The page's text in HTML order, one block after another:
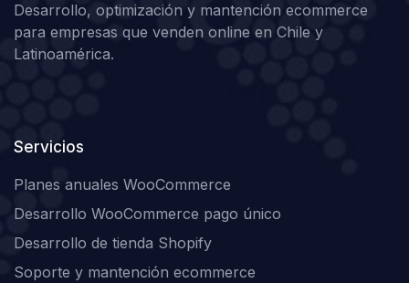
Desarrollo, optimización y mantención ecommerce
para empresas que venden online en Chile y
Latinoamérica.
Servicios
Planes anuales WooCommerce
Desarrollo WooCommerce pago único
Desarrollo de tienda Shopify
Soporte y mantención ecommerce